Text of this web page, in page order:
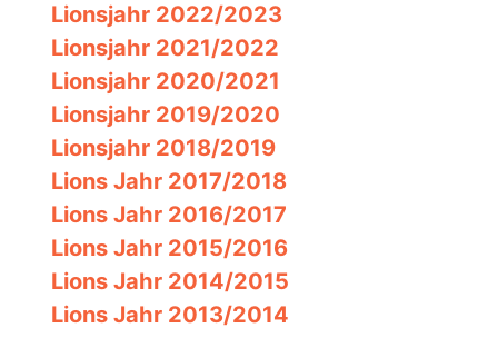
Lionsjahr 2022/2023
Lionsjahr 2021/2022
Lionsjahr 2020/2021
Lionsjahr 2019/2020
Lionsjahr 2018/2019
Lions Jahr 2017/2018
Lions Jahr 2016/2017
Lions Jahr 2015/2016
Lions Jahr 2014/2015
Lions Jahr 2013/2014